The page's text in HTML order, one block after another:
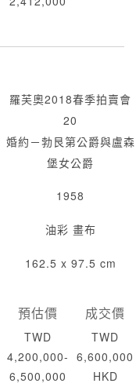
羅芙奧2018春季拍賣會
20
婚約－勃艮第公爵與盧森
堡女公爵
1958
油彩 畫布
162.5 x 97.5 cm
預估價
TWD
4,200,000-
6,500,000
成交價
TWD
6,600,000
HKD